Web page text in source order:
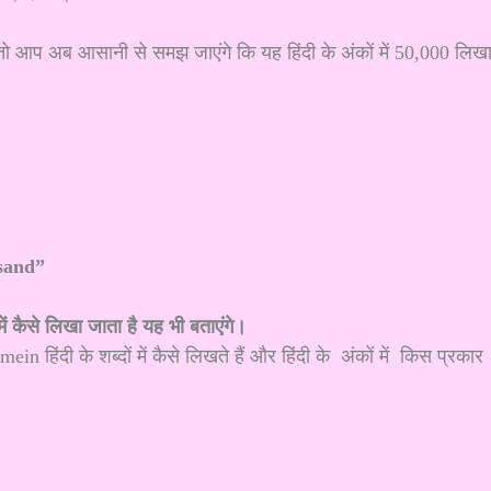
आप अब आसानी से समझ जाएंगे कि यह हिंदी के अंकों में 50,000 लिखा
लिखा जाता है यह भी बताएंगे।
हिंदी के शब्दों में कैसे लिखते हैं और हिंदी के अंकों में किस प्रकार